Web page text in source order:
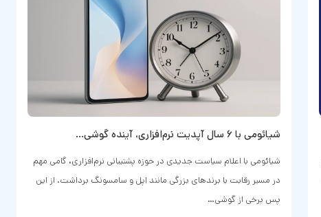
شیائومی با ۶ سال آپدیت نرم‌افزاری، آینده گوشی…
شیائومی با اعلام سیاست جدیدی در حوزه پشتیبانی نرم‌افزاری، گامی مهم
در مسیر رقابت با برندهای بزرگی مانند اپل و سامسونگ برداشت. از این
پس برخی از گوشی‌…